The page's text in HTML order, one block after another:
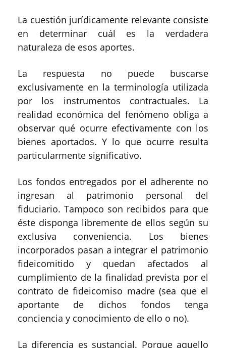
La cuestión jurídicamente relevante consiste
en determinar cuál es la verdadera
naturaleza de esos aportes.
La respuesta no puede buscarse
exclusivamente en la terminología utilizada
por los instrumentos contractuales. La
realidad económica del fenómeno obliga a
observar qué ocurre efectivamente con los
bienes aportados. Y lo que ocurre resulta
particularmente significativo.
Los fondos entregados por el adherente no
ingresan al patrimonio personal del
fiduciario. Tampoco son recibidos para que
éste disponga libremente de ellos según su
exclusiva conveniencia. Los bienes
incorporados pasan a integrar el patrimonio
fideicomitido y quedan afectados al
cumplimiento de la finalidad prevista por el
contrato de fideicomiso madre (sea que el
aportante de dichos fondos tenga
conciencia y conocimiento de ello o no).
La diferencia es sustancial. Porque aquello